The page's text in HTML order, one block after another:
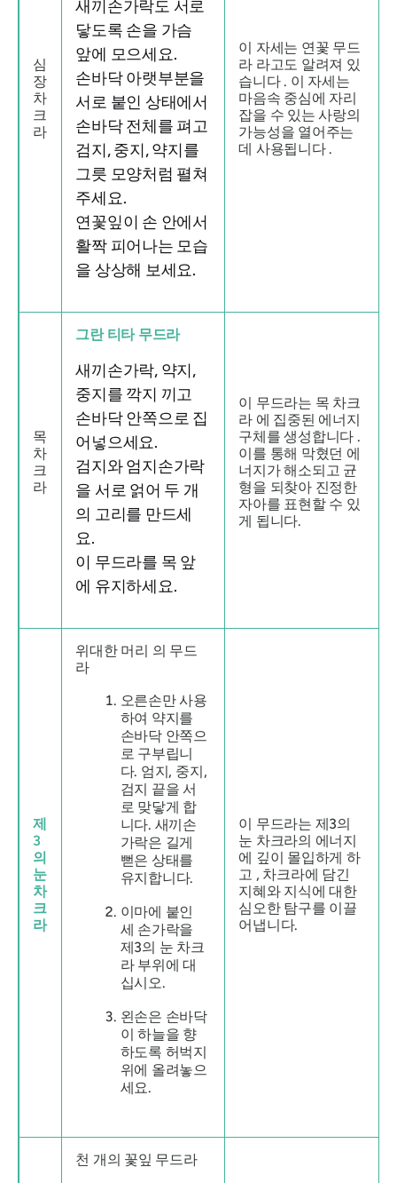
심
장
차
크
라
새끼손가락도 서로
닿도록 손을 가슴
앞에 모으세요.
손바닥 아랫부분을
서로 붙인 상태에서
손바닥 전체를 펴고
검지, 중지, 약지를
그릇 모양처럼 펼쳐
주세요.
연꽃잎이 손 안에서
활짝 피어나는 모습
을 상상해 보세요.
이 자세는 연꽃 무드
라 라고도 알려져 있
습니다 . 이 자세는
마음속 중심에 자리
잡을 수 있는 사랑의
가능성을 열어주는
데 사용됩니다.
목
차
크
라
그란 티타 무드라
새끼손가락, 약지,
중지를 깍지 끼고
손바닥 안쪽으로 집
어넣으세요.
검지와 엄지손가락
을 서로 얽어 두 개
의 고리를 만드세
요.
이 무드라를 목 앞
에 유지하세요.
이 무드라는 목 차크
라 에 집중된 에너지
구체를 생성합니다 .
이를 통해 막혔던 에
너지가 해소되고 균
형을 되찾아 진정한
자아를 표현할 수 있
게 됩니다.
제
3
의
눈
차
크
라
위대한 머리 의 무드
라
오른손만 사용
하여 약지를
손바닥 안쪽으
로 구부립니
다. 엄지, 중지,
검지 끝을 서
로 맞닿게 합
니다. 새끼손
가락은 길게
뻗은 상태를
유지합니다.
이마에 붙인
세 손가락을
제3의 눈 차크
라 부위에 대
십시오.
왼손은 손바닥
이 하늘을 향
하도록 허벅지
위에 올려놓으
세요.
이 무드라는 제3의
눈 차크라의 에너지
에 깊이 몰입하게 하
고 , 차크라에 담긴
지혜와 지식에 대한
심오한 탐구를 이끌
어냅니다.
천 개의 꽃잎 무드라